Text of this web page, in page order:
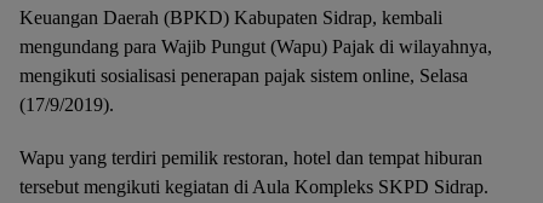
Keuangan Daerah (BPKD) Kabupaten Sidrap, kembali
mengundang para Wajib Pungut (Wapu) Pajak di wilayahnya,
mengikuti sosialisasi penerapan pajak sistem online, Selasa
(17/9/2019).
Wapu yang terdiri pemilik restoran, hotel dan tempat hiburan
tersebut mengikuti kegiatan di Aula Kompleks SKPD Sidrap.